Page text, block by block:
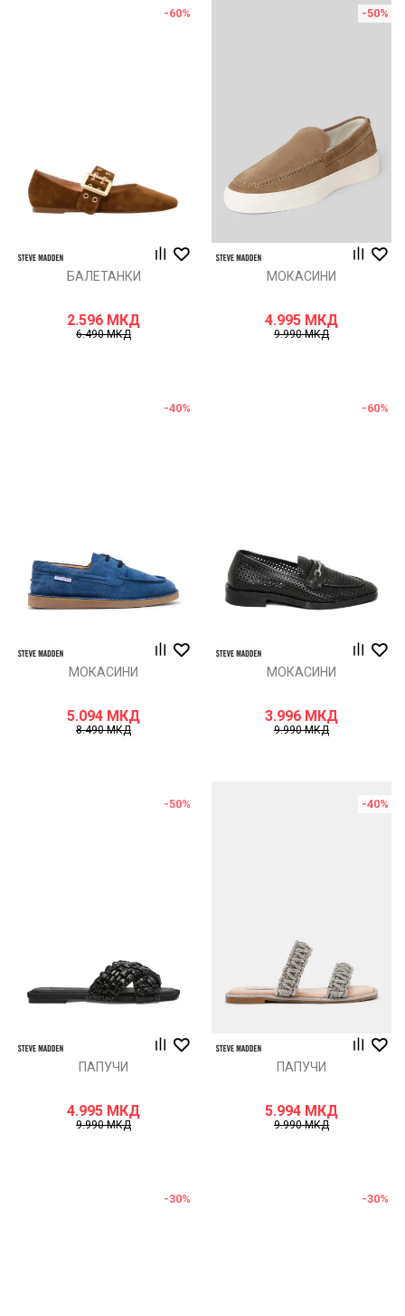
-60%
БАЛЕТАНКИ
2.596 МКД
6.490МКД
-50%
МОКАСИНИ
4.995 МКД
9.990МКД
-40%
МОКАСИНИ
5.094 МКД
8.490МКД
-60%
МОКАСИНИ
3.996 МКД
9.990МКД
-50%
ПАПУЧИ
4.995 МКД
9.990МКД
-40%
ПАПУЧИ
5.994 МКД
9.990МКД
-30% -30%